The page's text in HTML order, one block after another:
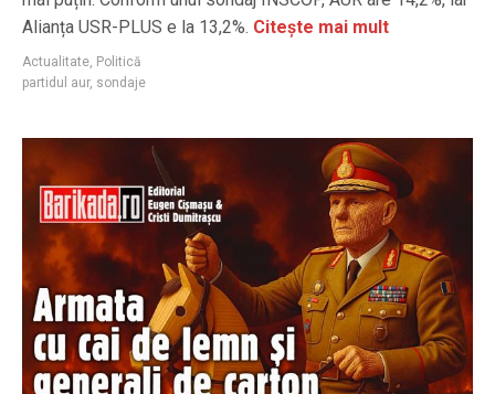
Alianța USR-PLUS e la 13,2%. Citește mai mult
Actualitate, Politică
partidul aur, sondaje